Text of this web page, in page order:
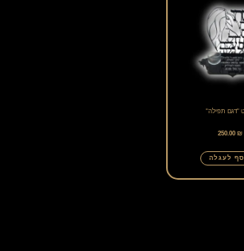
"דגם תפילה"
250.00₪
לעגלה